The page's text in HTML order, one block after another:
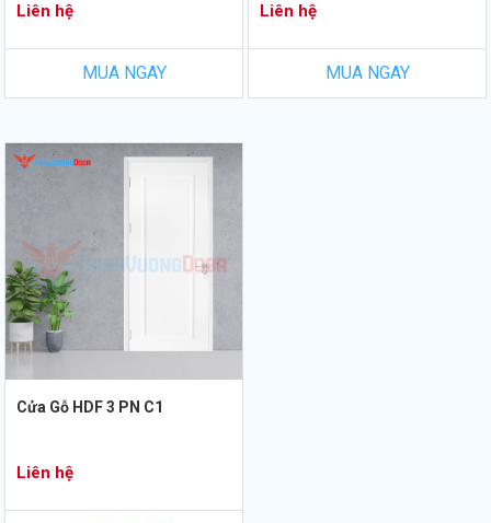
Liên hệ
MUA NGAY
Liên hệ
MUA NGAY
Cửa Gỗ HDF 3 PN C1
Liên hệ